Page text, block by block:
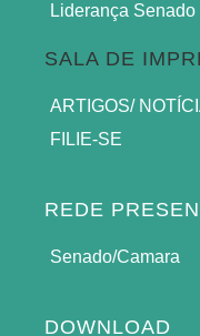
Liderança Senado
SALA DE
ARTIGOS/
FILIE-SE
REDE
Senado/Camara
DOWNLOAD